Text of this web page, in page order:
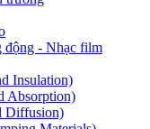
động - Nhạc film
Insulation)
Absorption)
Diffusion)